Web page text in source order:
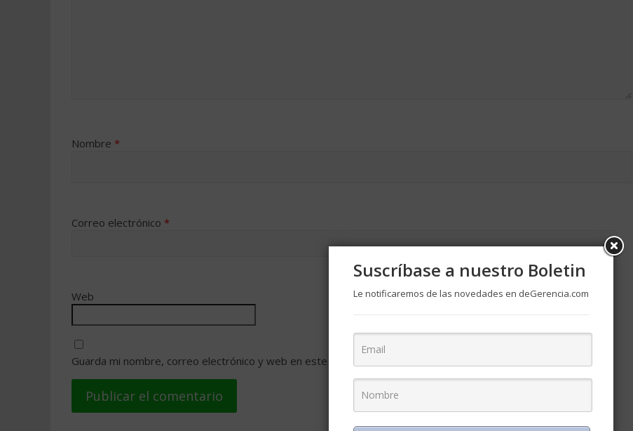
Nombre *
Correo electrónico *
Web
Guarda mi nombre, correo electrónico y web en este navegador para la próxima vez que comente.
Suscríbase a nuestro Boletin
Le notificaremos de las novedades en deGerencia.com